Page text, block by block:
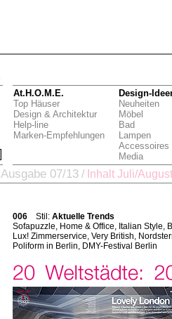
At.H.O.M.E.
Top Häuser
Design & Architektur
Help-line
Marken-Empfehlungen
Design-
Neuheiten
Möbel
Bad
Lampen
Accessoires
Media
Ausgabe 07/13 / Inhalt Juli/
006 Stil: Aktuelle Trends
Sofapuzzle, Home & Office, Italian Style,
Lux! Zimmerservice, Very British,
Poliform in Berlin, DMY-Festival Berlin